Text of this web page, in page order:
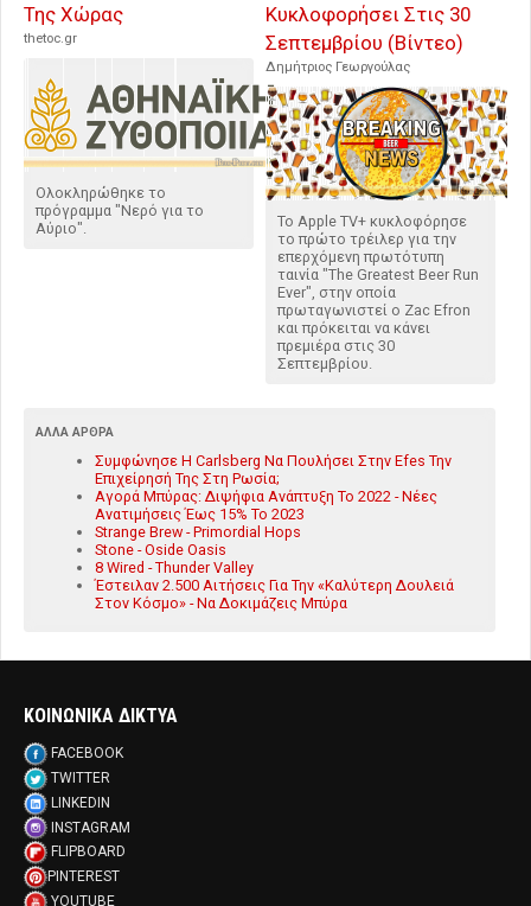
Της Χώρας
thetoc.gr
Ολοκληρώθηκε το
πρόγραμμα "Νερό για το
Aύριο".
Κυκλοφορήσει Στις 30
Σεπτεμβρίου (Βίντεο)
Δημήτριος Γεωργούλας
Το Apple TV+ κυκλοφόρησε
το πρώτο τρέιλερ για την
επερχόμενη πρωτότυπη
ταινία "The Greatest Beer Run
Ever", στην οποία
πρωταγωνιστεί ο Zac Efron
και πρόκειται να κάνει
πρεμιέρα στις 30
Σεπτεμβρίου.
ΆΛΛΑ ΆΡΘΡΑ
Συμφώνησε Η Carlsberg Να Πουλήσει Στην Efes Την
Επιχείρησή Της Στη Ρωσία;
Αγορά Μπύρας: Διψήφια Ανάπτυξη Το 2022 - Νέες
Ανατιμήσεις Έως 15% Το 2023
Strange Brew - Primordial Hops
Stone - Oside Oasis
8 Wired - Thunder Valley
Έστειλαν 2.500 Αιτήσεις Για Την «Καλύτερη Δουλειά
Στον Κόσμο» - Να Δοκιμάζεις Μπύρα
ΚΟΙΝΩΝΙΚΑ ΔΙΚΤΥΑ
FACEBOOK
TWITTER
LINKEDIN
INSTAGRAM
FLIPBOARD
PINTEREST
YOUTUBE